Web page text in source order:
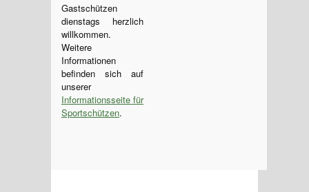
Gastschützen
dienstags herzlich
willkommen.
Weitere
Informationen
befinden sich auf
unserer
Informationsseite für
Sportschützen.